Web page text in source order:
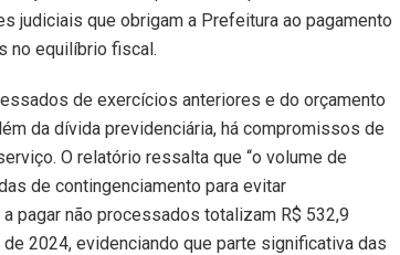
judiciais que obrigam a Prefeitura ao pagamento
no equilíbrio fiscal.
de exercícios anteriores e do orçamento
da dívida previdenciária, há compromissos de
O relatório ressalta que “o volume de
de contingenciamento para evitar
pagar não processados totalizam R$ 532,9
2024, evidenciando que parte significativa das